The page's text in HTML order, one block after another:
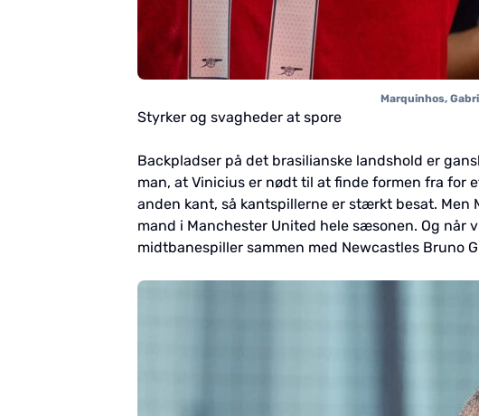
Marquinhos,
Styrker og svagheder at spore
Backpladser på det brasilianske landshold er
man, at Vinicius er nødt til at finde formen fra for
anden kant, så kantspillerne er stærkt besat.
mand i Manchester United hele sæsonen. Og når
midtbanespiller sammen med Newcastles Bruno